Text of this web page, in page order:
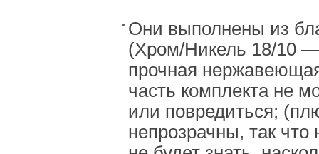
Они выполнены из
(Хром/Никель 18/10 —
прочная
часть комплекта не
или повредиться;
непрозрачны, так что